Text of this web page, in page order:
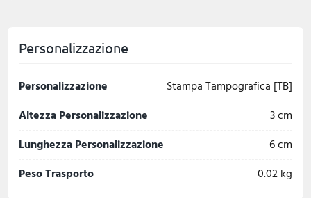
Personalizzazione
Personalizzazione
Stampa Tampografica [TB]
Altezza Personalizzazione
3 cm
Lunghezza Personalizzazione
6 cm
Peso Trasporto
0.02 kg